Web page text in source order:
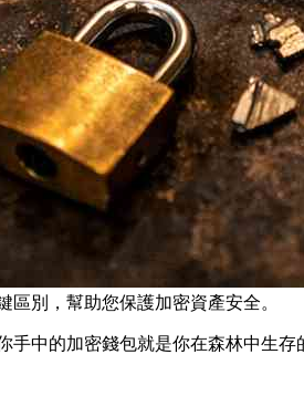
別，幫助您保護加密資產安全。
中的加密錢包就是你在森林中生